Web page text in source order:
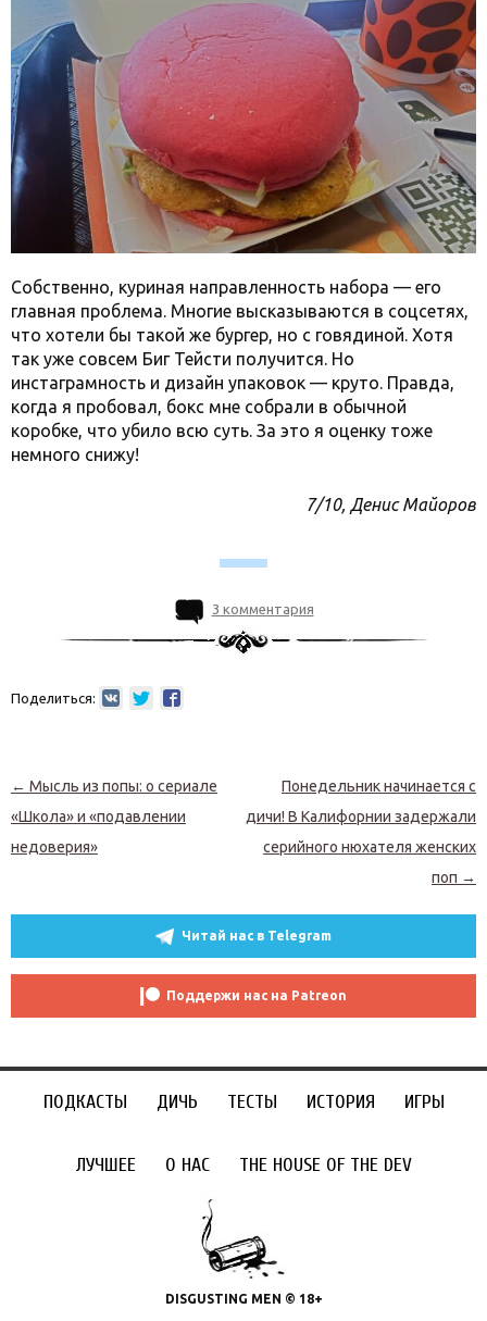
Собственно, куриная направленность набора — его
главная проблема. Многие высказываются в соцсетях,
что хотели бы такой же бургер, но с говядиной. Хотя
так уже совсем Биг Тейсти получится. Но
инстаграмность и дизайн упаковок — круто. Правда,
когда я пробовал, бокс мне собрали в обычной
коробке, что убило всю суть. За это я оценку тоже
немного снижу!
7/10, Денис Майоров
3 комментария
Поделиться:
Навигация по записям
← Мысль из попы: о сериале
«Школа» и «подавлении
недоверия»
Понедельник начинается с
дичи! В Калифорнии задержали
серийного нюхателя женских
поп →
Читай нас в Telegram
Поддержи нас на Patreon
ПОДКАСТЫ ДИЧЬ ТЕСТЫ ИСТОРИЯ ИГРЫ
ЛУЧШЕЕ О НАС THE HOUSE OF THE DEV
DISGUSTING MEN © 18+